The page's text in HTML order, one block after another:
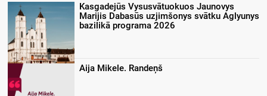
Kasgadejūs Vysusvātuokuos Jaunovys
Marijis Dabasūs uzjimšonys svātku Aglyunys
bazilikā programa 2026
Aija Mikele. Randeņš